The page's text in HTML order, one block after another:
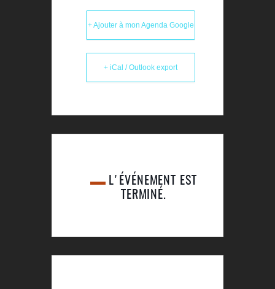
+ Ajouter à mon Agenda Google
+ iCal / Outlook export
L'ÉVÉNEMENT EST
TERMINÉ.